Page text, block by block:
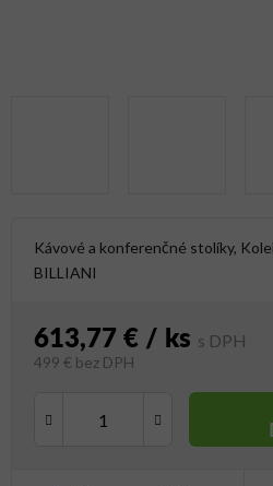
Kávové a konferenčné stolíky,
BILLIANI
613,77 € / ks
499 € bez DPH